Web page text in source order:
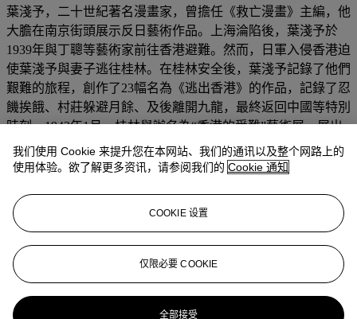
葉淺予，二十世紀著名漫畫家，曾擔任《救亡漫畫》主編，他
大膽在南京街頭展示反日藝術作品。上海淪陷後，葉淺予於
1939年與丁聰等藝術家前往香港避難。然而，日軍入侵香港迫
使葉淺予與妻子逃往桂林。在桂林安全後，葉淺予記錄了他們
艱難的旅程，創作了23幅名為《逃出香港》的作品，記錄了忍
饑挨餓、村莊躲避月餘、及後離開九龍，最終返回中國等特別
時刻。1943年1月，桂林舉辦名為“香港的受難”藝術展，展出
了上百幅由親歷日軍佔領香港經歷的藝術家創作的油畫、木
刻、水彩、素描和漫畫等作品。本作或是此展覽作品，激起了
登入
浏览状况报告
更多来自 中国近现代及当代书画
我们使用 Cookie 来提升您在本网站、我们的通讯以及整个网路上的
使用体验。欲了解更多资讯，请参阅我们的 Cookie 通知
COOKIE 设置
仅限必要 COOKIE
全部接受